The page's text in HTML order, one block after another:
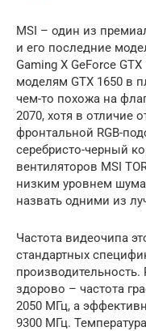
MSI – один из
и его последние
Gaming X GeForce
моделям GTX 1650 в
чем-то похожа на
2070, хотя в отличие
фронтальной RGB-
серебристо-черный
вентиляторов MSI
низким уровнем
назвать одними из
Частота видеочипа
стандартных
производительность.
здорово – частота
2050 МГц, а
9300 МГц.